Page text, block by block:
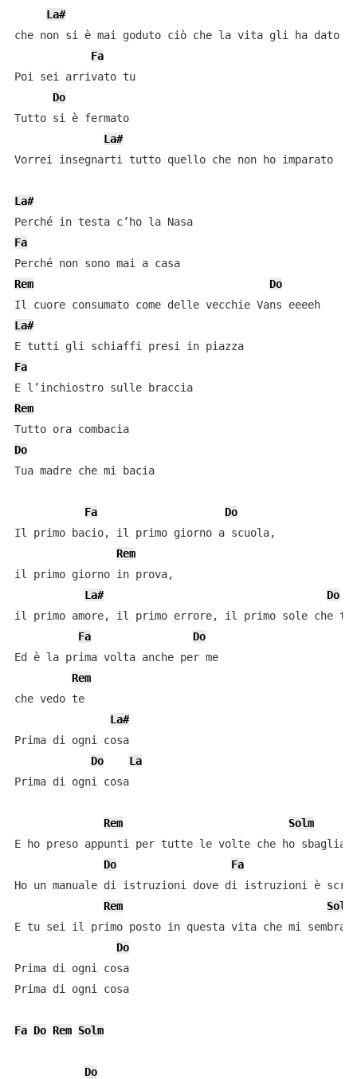
La#
che non si è mai goduto ciò che la vita gli ha dato
Fa
Poi sei arrivato tu
Do
Tutto si è fermato
La#
Vorrei insegnarti tutto quello che non ho imparato
La#
Perché in testa c’ho la Nasa
Fa
Perché non sono mai a casa
Rem
Do
Il cuore consumato come delle vecchie Vans eeeeh
La#
E tutti gli schiaffi presi in piazza
Fa
E l’inchiostro sulle braccia
Rem
Tutto ora combacia
Do
Tua madre che mi bacia
Fa
Do
Il primo bacio, il primo giorno a scuola,
Rem
il primo giorno in prova,
La#
Do
il primo amore, il primo errore, il primo sole che ti
Fa
Do
Ed è la prima volta anche per me
Rem
che vedo te
La#
Prima di ogni cosa
Do
La
Prima di ogni cosa
Rem
Solm
E ho preso appunti per tutte le volte che ho
Do
Fa
Ho un manuale di istruzioni dove di istruzioni è
Rem
Solm
E tu sei il primo posto in questa vita che mi sembra
Do
Prima di ogni cosa
Prima di ogni cosa
Fa Do Rem Solm
Do